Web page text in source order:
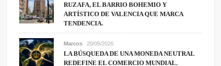
RUZAFA, EL BARRIO BOHEMIO Y
ARTÍSTICO DE VALENCIA QUE MARCA
TENDENCIA.
Marcos 20/05/2026
LA BÚSQUEDA DE UNA MONEDA NEUTRAL
REDEFINE EL COMERCIO MUNDIAL.